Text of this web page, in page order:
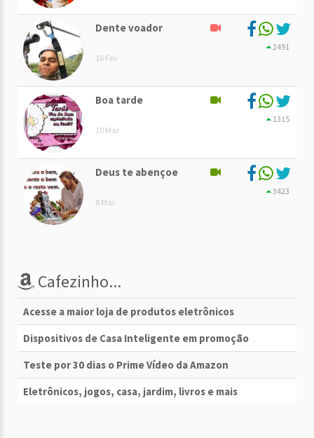
Dente voador
16 Fev
2491
Boa tarde
10 Mar
1315
Deus te abençoe
8 Mai
3423
Cafezinho...
Acesse a maior loja de produtos eletrônicos
Dispositivos de Casa Inteligente em promoção
Teste por 30 dias o Prime Vídeo da Amazon
Eletrônicos, jogos, casa, jardim, livros e mais